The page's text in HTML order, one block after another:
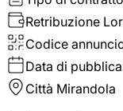
Retribuzione
Codice
Data di
Città Mirandola